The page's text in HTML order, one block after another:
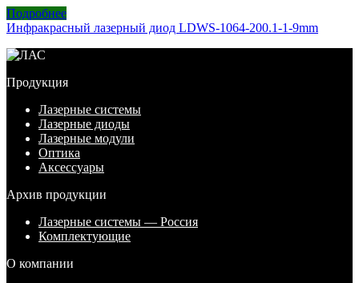
Подробнее
Инфракрасный лазерный диод LDWS-1064-200.1-1-9mm
Продукция
Лазерные системы
Лазерные диоды
Лазерные модули
Оптика
Аксессуары
Архив продукции
Лазерные системы — Россия
Комплектующие
О компании